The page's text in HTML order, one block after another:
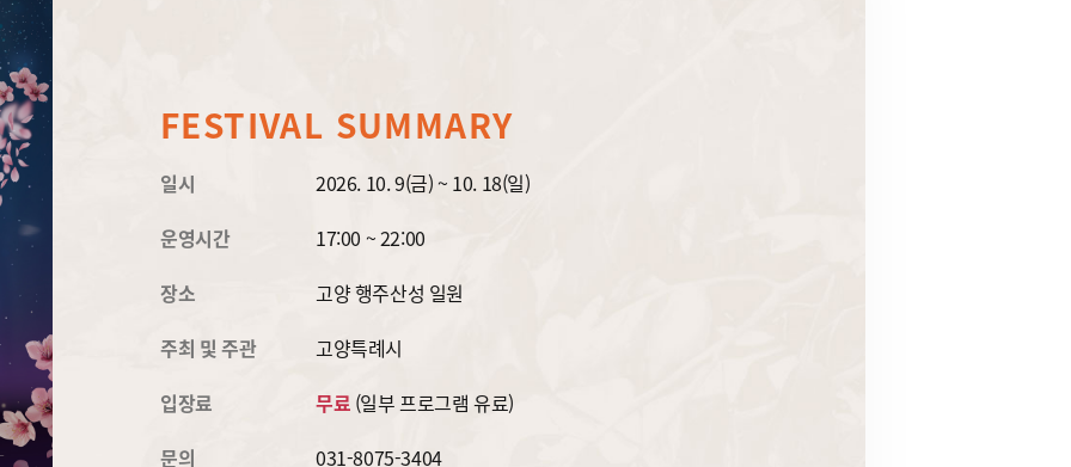
FESTIVAL SUMMARY
일시
2026. 10. 9(금) ~ 10. 18(일)
운영시간
17:00 ~ 22:00
장소
고양 행주산성 일원
주최 및 주관
고양특례시
입장료
무료 (일부 프로그램 유료)
문의
031-8075-3404